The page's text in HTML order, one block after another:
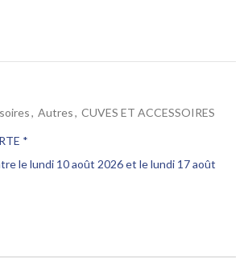
, Autres, CUVES ET ACCESSOIRES
*
le lundi 10 août 2026 et le lundi 17 août